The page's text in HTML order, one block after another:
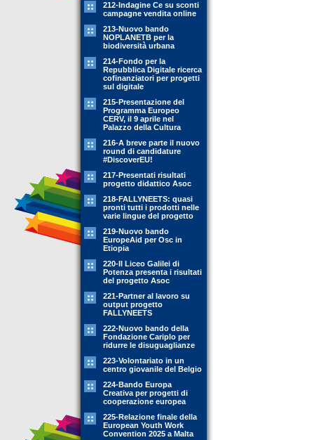
212-Indagine Ce su sconti
campagne vendita online
213-Nuovo bando
NOPLANETB per la
biodiversità urbana
214-Fondo per la
Repubblica Digitale ricerca
cofinanziatori per progetti
sul digitale
215-Presentazione del
Programma Europeo
CERV, il 9 aprile nel
Palazzo della Cultura
216-A breve parte il nuovo
round di candidature
#DiscoverEU!
217-Presentati risultati
progetto didattico Asoc
218-FALLYNEETS: quasi
pronti tutti i prodotti nelle
varie lingue del progetto
219-Nuovo bando
EuropeAid per Osc in
Etiopia
220-Il Liceo Galilei di
Potenza presenta i risultati
del progetto Asoc
221-Partner al lavoro su
output progetto
FALLYNEETS
222-Nuovo bando della
Fondazione Cariplo per
ridurre le disuguaglianze
223-Volontariato in un
centro giovanile del Belgio
224-Bando Europa
Creativa per progetti di
cooperazione europea
225-Relazione finale della
European Youth Work
Convention 2025 a Malta